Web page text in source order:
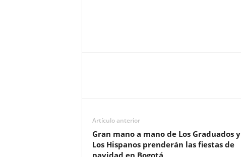
Artículo anterior
Gran mano a mano de Los Graduados y
Los Hispanos prenderán las fiestas de
navidad en Bogotá